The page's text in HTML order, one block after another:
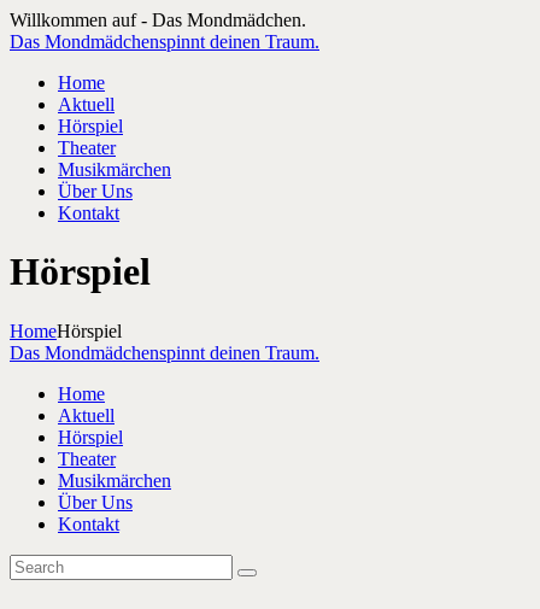
Willkommen auf - Das Mondmädchen.
Das Mondmädchenspinnt deinen Traum.
Home
Aktuell
Hörspiel
Theater
Musikmärchen
Über Uns
Kontakt
Hörspiel
HomeHörspiel
Das Mondmädchenspinnt deinen Traum.
Home
Aktuell
Hörspiel
Theater
Musikmärchen
Über Uns
Kontakt